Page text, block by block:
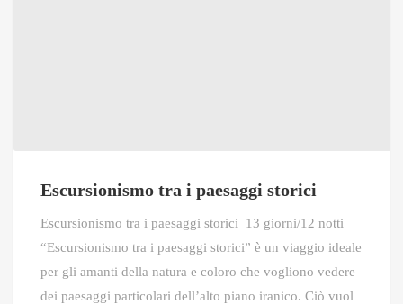
Escursionismo tra i paesaggi storici
Escursionismo tra i paesaggi storici 13 giorni/12 notti
“Escursionismo tra i paesaggi storici” è un viaggio ideale
per gli amanti della natura e coloro che vogliono vedere
dei paesaggi particolari dell’alto piano iranico. Ciò vuol